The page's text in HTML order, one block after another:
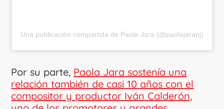
Una publicación compartida de Paola Jara (@paolajarapj)
Por su parte, Paola Jara sostenía una
relación también de casi 10 años con el
compositor y productor Iván Calderón,